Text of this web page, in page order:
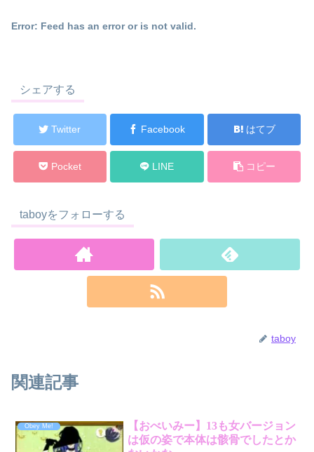
Error: Feed has an error or is not valid.
シェアする
Twitter Facebook はてブ
Pocket LINE コピー
taboyをフォローする
taboy
関連記事
Obey Me!
【おべいみー】13も女バージョン
は仮の姿で本体は骸骨でしたとか